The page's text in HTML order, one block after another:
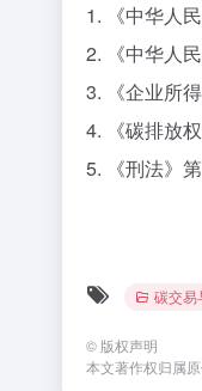
1. 《中华人
2. 《中华人
3. 《企业所
4. 《碳排放
5. 《刑法》
碳交易
© 版权声明
本文著作权归属